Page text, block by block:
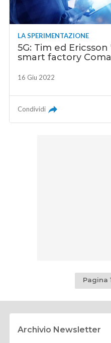
LA SPERIMENTAZIONE
5G: Tim ed
smart factory
16 Giu 2022
Condividi
Pagina
Archivio Newsletter